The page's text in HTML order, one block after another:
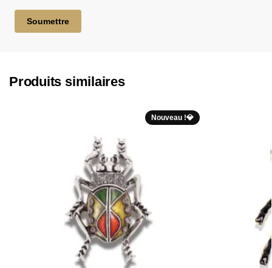
Produits similaires
Nouveau !💎